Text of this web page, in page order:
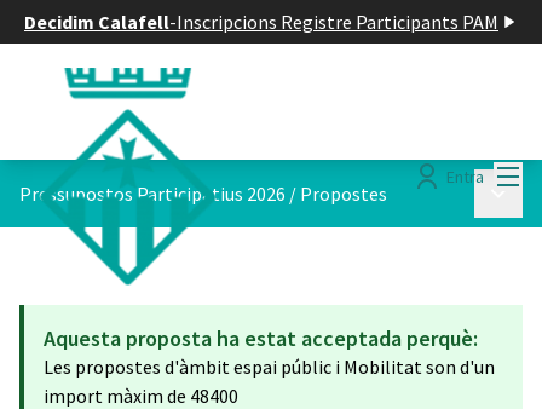
Decidim Calafell-Inscripcions Registre Participants PAM
Entra
Pressupostos Participatius 2026 / Propostes
Aquesta proposta ha estat acceptada perquè:
Les propostes d'àmbit espai públic i Mobilitat son d'un
import màxim de 48400